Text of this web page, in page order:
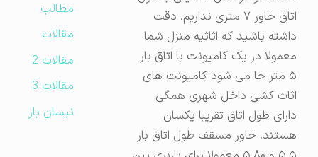
اتاق خاور ۷ متری نداریم. دقت
داشته باشید که اثاثیه منزل شما
معمولا در یک کامیونت با اتاق بار
۵ متر جا می شود کامیونت های
اثاث کشی داخل شهری همگی
دارای طول اتاق تقریبا یکسان
هستند. خاور مسقف طول اتاق بار
مطالب
مقالات
مقالات 2
مقالات 3
نیسان بار